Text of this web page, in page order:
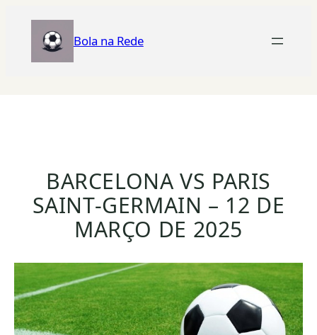
Bola na Rede
BARCELONA VS PARIS
SAINT-GERMAIN – 12 DE
MARÇO DE 2025